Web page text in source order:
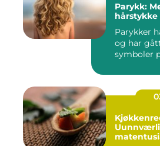
Parykk:
hårstykke
Parykker
og har
symboler